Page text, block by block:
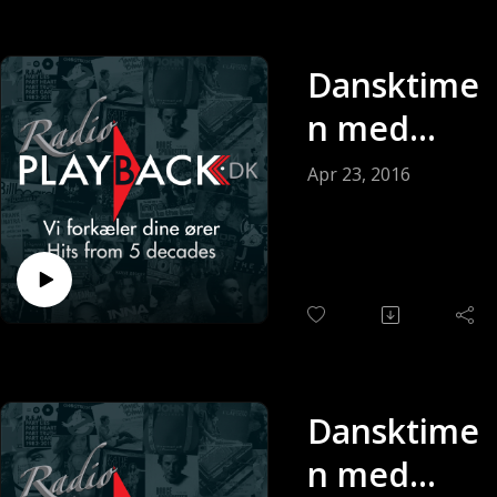
Dansktime
n med
Keldy
04-2016)
Apr 23, 2016
Dansktime
n med